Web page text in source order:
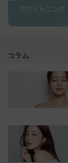
コラム